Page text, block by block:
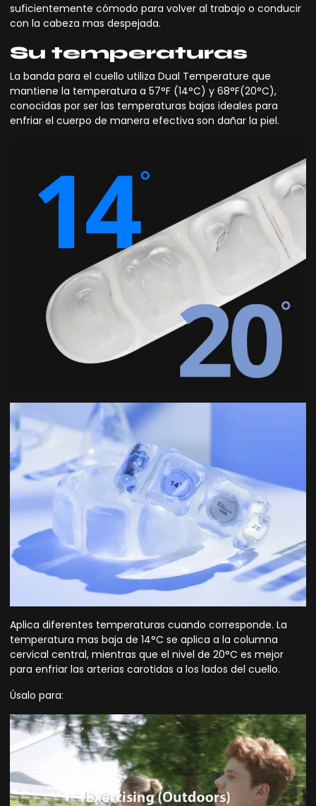
suficientemente cómodo para volver al trabajo o conducir
con la cabeza mas despejada.
Su temperaturas
La banda para el cuello utiliza Dual Temperature que
mantiene la temperatura a 57°F (14°C) y 68°F(20°C),
conocidas por ser las temperaturas bajas ideales para
enfriar el cuerpo de manera efectiva son dañar la piel.
Aplica diferentes temperaturas cuando corresponde. La
temperatura mas baja de 14°C se aplica a la columna
cervical central, mientras que el nivel de 20°C es mejor
para enfriar las arterias carotidas a los lados del cuello.
Úsalo para: